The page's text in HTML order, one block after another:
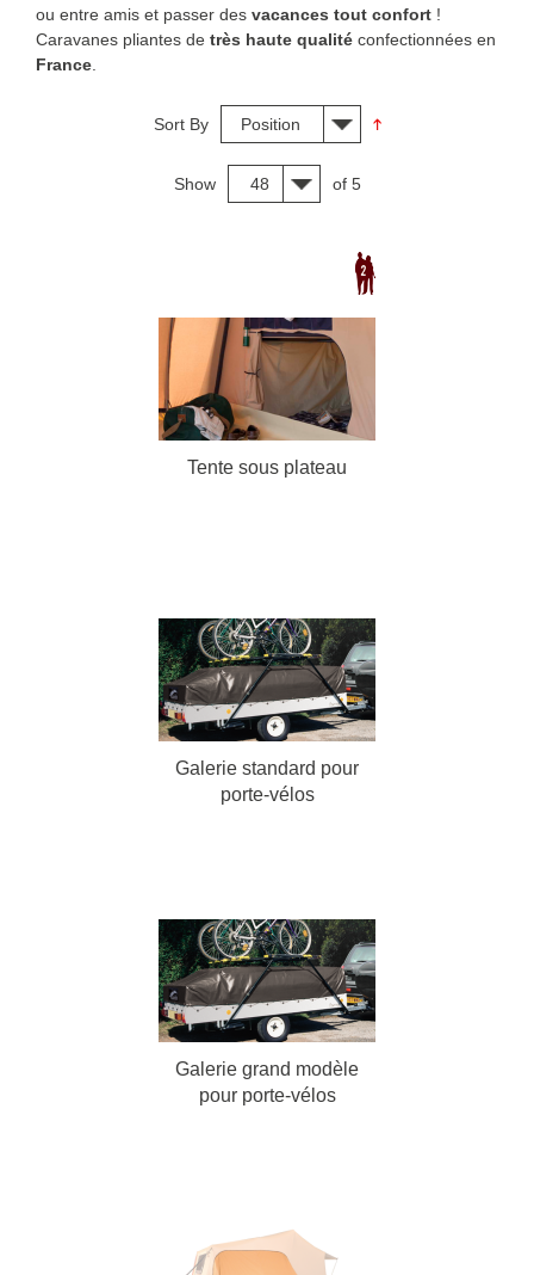
ou entre amis et passer des vacances tout confort !
Caravanes pliantes de très haute qualité confectionnées en
France
Sort By Position
Show 48 of 5
Tente sous plateau
Galerie standard pour
porte-vélos
Galerie grand modèle
pour porte-vélos